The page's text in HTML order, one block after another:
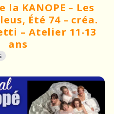
la KANOPE – Les
Été 74 – créa.
– Atelier 11-13
ans